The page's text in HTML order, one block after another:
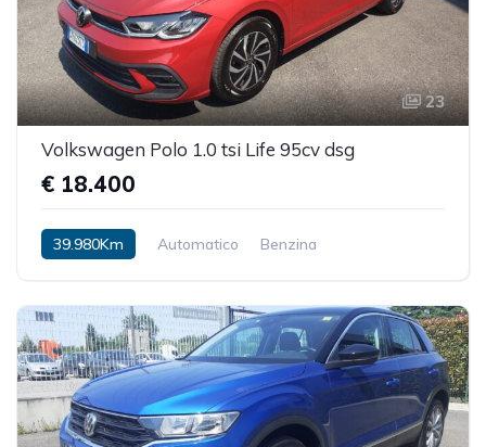
23
Volkswagen Polo 1.0 tsi Life 95cv dsg
€ 18.400
39.980Km Automatico Benzina